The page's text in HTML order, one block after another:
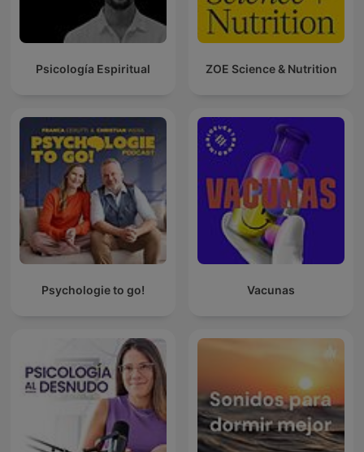
Psicología Espiritual ZOE Science & Nutrition
Psychologie to go! Vacunas